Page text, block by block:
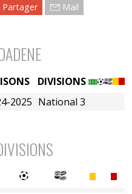
Partager Mail
DIVISIONS
2025 National 3